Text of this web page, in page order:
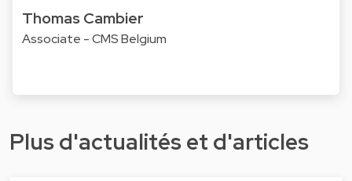
Thomas Cambier
Associate - CMS Belgium
Plus d'actualités et d'articles